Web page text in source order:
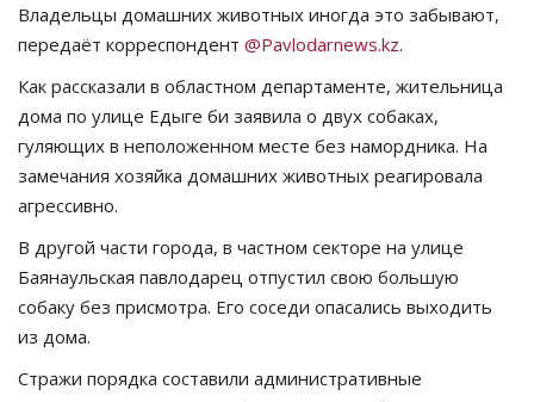
Курултай
Язык
Қазақша Русский
Владельцы домашних животных иногда это забывают,
передаёт корреспондент @Pavlodarnews.kz.
Как рассказали в областном департаменте, жительница
дома по улице Едыге би заявила о двух собаках,
гуляющих в неположенном месте без намордника. На
замечания хозяйка домашних животных реагировала
агрессивно.
В другой части города, в частном секторе на улице
Баянаульская павлодарец отпустил свою большую
собаку без присмотра. Его соседи опасались выходить
из дома.
Стражи порядка составили административные